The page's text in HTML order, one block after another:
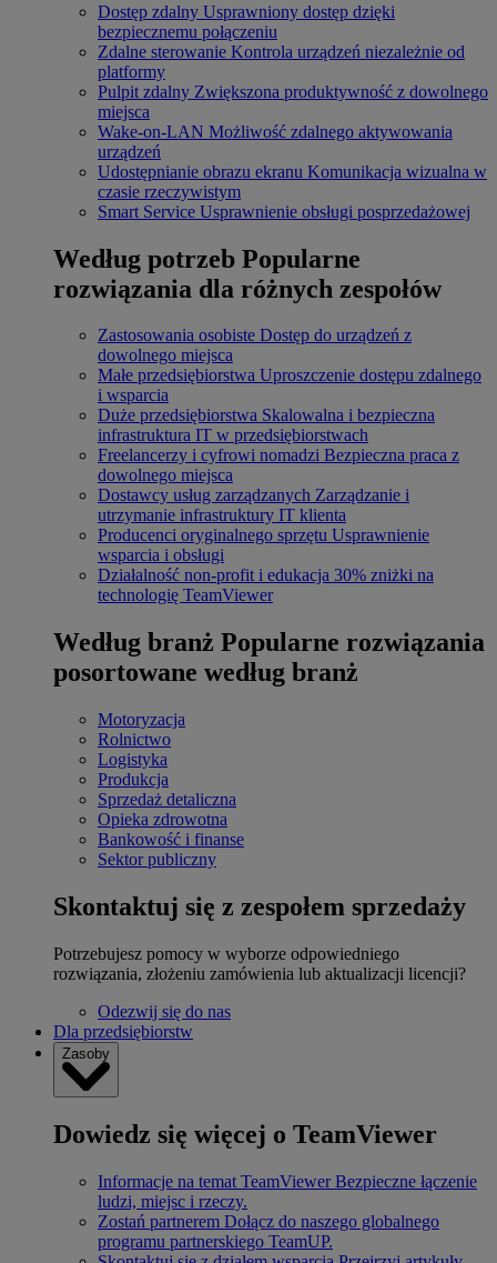
Dostęp zdalny Usprawniony dostęp dzięki
bezpiecznemu połączeniu
Zdalne sterowanie Kontrola urządzeń niezależnie od
platformy
Pulpit zdalny Zwiększona produktywność z dowolnego
miejsca
Wake-on-LAN Możliwość zdalnego aktywowania
urządzeń
Udostępnianie obrazu ekranu Komunikacja wizualna w
czasie rzeczywistym
Smart Service Usprawnienie obsługi posprzedażowej
Według potrzeb Popularne
rozwiązania dla różnych zespołów
Zastosowania osobiste Dostęp do urządzeń z
dowolnego miejsca
Małe przedsiębiorstwa Uproszczenie dostępu zdalnego
i wsparcia
Duże przedsiębiorstwa Skalowalna i bezpieczna
infrastruktura IT w przedsiębiorstwach
Freelancerzy i cyfrowi nomadzi Bezpieczna praca z
dowolnego miejsca
Dostawcy usług zarządzanych Zarządzanie i
utrzymanie infrastruktury IT klienta
Producenci oryginalnego sprzętu Usprawnienie
wsparcia i obsługi
Działalność non-profit i edukacja 30% zniżki na
technologię TeamViewer
Według branż Popularne rozwiązania
posortowane według branż
Motoryzacja
Rolnictwo
Logistyka
Produkcja
Sprzedaż detaliczna
Opieka zdrowotna
Bankowość i finanse
Sektor publiczny
Skontaktuj się z zespołem sprzedaży
Potrzebujesz pomocy w wyborze odpowiedniego
rozwiązania, złożeniu zamówienia lub aktualizacji licencji?
Odezwij się do nas
Dla przedsiębiorstw
Zasoby
Dowiedz się więcej o TeamViewer
Informacje na temat TeamViewer Bezpieczne łączenie
ludzi, miejsc i rzeczy.
Zostań partnerem Dołącz do naszego globalnego
programu partnerskiego TeamUP.